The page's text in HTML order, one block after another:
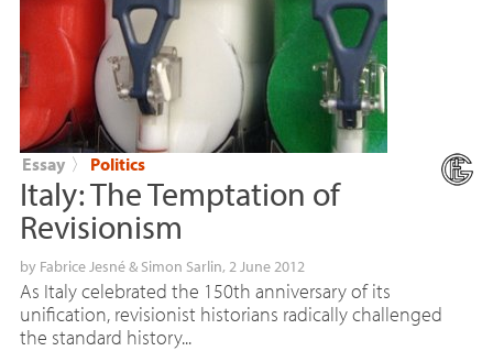
Essay 〉 Politics
Italy: The Temptation of
Revisionism
by Fabrice Jesné& Simon Sarlin, 2 June 2012
As Italy celebrated the 150th anniversary of its
unification, revisionist historians radically challenged
the standard history...